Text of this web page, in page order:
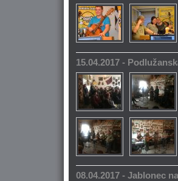
15.04.2017 -
08.04.2017 - Jablonec